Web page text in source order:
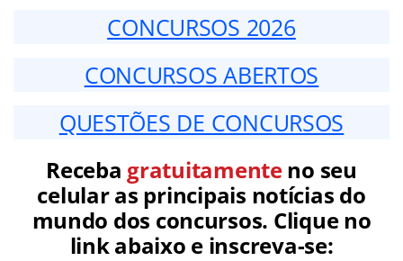
CONCURSOS 2026
CONCURSOS ABERTOS
QUESTÕES DE CONCURSOS
Receba gratuitamenteno seu
celular as principais notícias do
mundo dos concursos. Clique no
link abaixo e inscreva-se: